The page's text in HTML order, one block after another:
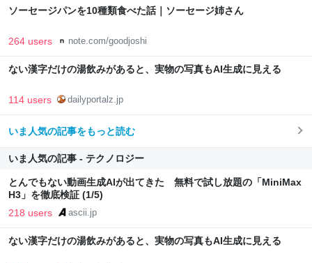
ソーセージパンを10種類食べた話｜ソーセージ姉さん
264 users note.com/goodjoshi
ない漢字だけの湯飲みがあると、実物の写真もAI生成に見える
114 users dailyportalz.jp
いま人気の記事をもっと読む
いま人気の記事 - テクノロジー
とんでもない動画生成AIが出てきた 無料で試し放題の「MiniMax
H3」を徹底検証 (1/5)
218 users ascii.jp
ない漢字だけの湯飲みがあると、実物の写真もAI生成に見える